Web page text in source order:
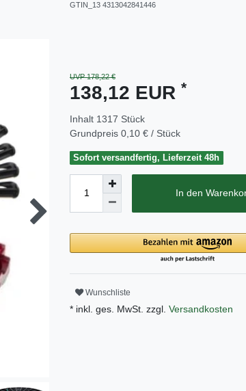
GTIN_13 4313042841446
UVP 178,22 €
138,12 EUR *
Inhalt 1317 Stück
Grundpreis 0,10 € / Stück
Sofort versandfertig, Lieferzeit 48h
In den
Wunschliste
* inkl. ges. MwSt. zzgl. Versandkosten